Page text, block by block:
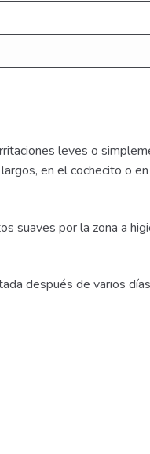
leves o
en el cochecito o
suaves por la zona a
después de varios